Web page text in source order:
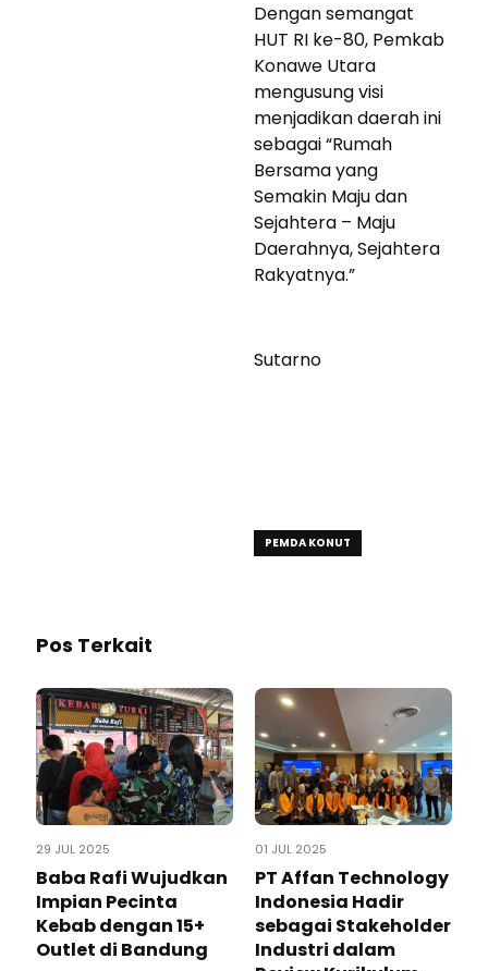
Dengan semangat
HUT RI ke-80, Pemkab
Konawe Utara
mengusung visi
menjadikan daerah ini
sebagai “Rumah
Bersama yang
Semakin Maju dan
Sejahtera – Maju
Daerahnya, Sejahtera
Rakyatnya.”
Sutarno
PEMDA KONUT
Pos Terkait
29 JUL 2025
Baba Rafi Wujudkan
Impian Pecinta
Kebab dengan 15+
Outlet di Bandung
01 JUL 2025
PT Affan Technology
Indonesia Hadir
sebagai Stakeholder
Industri dalam